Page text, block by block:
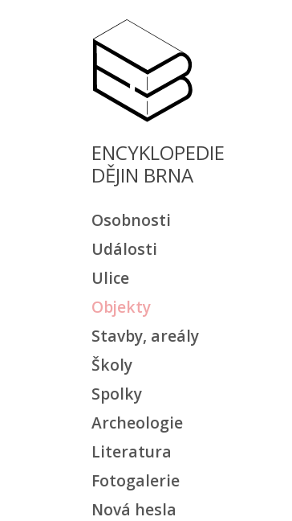
ENCYKLOPEDIE
DĚJIN BRNA
Osobnosti
Události
Ulice
Objekty
Stavby, areály
Školy
Spolky
Archeologie
Literatura
Fotogalerie
Nová hesla